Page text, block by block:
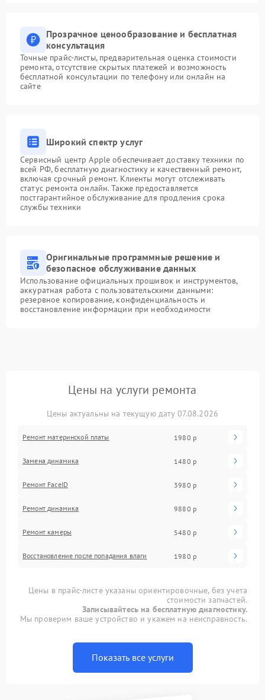
Прозрачное ценообразование и бесплатная
консультация
Точные прайс-листы, предварительная оценка стоимости
ремонта, отсутствие скрытых платежей и возможность
бесплатной консультации по телефону или онлайн на
сайте
Широкий спектр услуг
Сервисный центр Apple обеспечивает доставку техники по
всей РФ, бесплатную диагностику и качественный ремонт,
включая срочный ремонт. Клиенты могут отслеживать
статус ремонта онлайн. Также предоставляется
постгарантийное обслуживание для продления срока
службы техники
Оригинальные программные решение и
безопасное обслуживание данных
Использование официальных прошивок и инструментов,
аккуратная работа с пользовательскими данными:
резервное копирование, конфиденциальность и
восстановление информации при необходимости
Цены на услуги ремонта
Цены актуальны на текущую дату 07.08.2026
Ремонт материнской платы 1980 р
Замена динамика 1480 р
Ремонт FaceID 3980 р
Ремонт динамика 9880 р
Ремонт камеры 5480 р
Восстановление после попадания влаги 1980 р
Цены в прайс-листе указаны ориентировочные, без учета
стоимости запчастей.
Записывайтесь на бесплатную диагностику.
Мы проверим ваше устройство и укажем на неисправность.
Показать все услуги